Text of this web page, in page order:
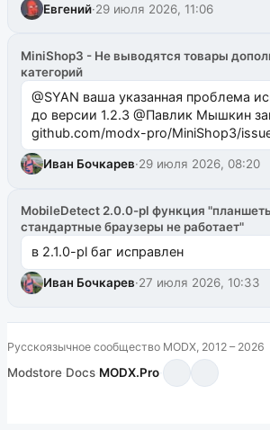
Евгений·29 июля 2026, 11:06
MiniShop3 - Не выводятся товары
категорий
@SYAN ваша указанная проблема
до версии 1.2.3 @Павлик Мышкин
github.com/modx-pro/MiniShop3/
github.com/modx-pro/MiniShop3/
в б...
Иван Бочкарев·29 июля 2026, 08:20
MobileDetect 2.0.0-pl функция
стандартные браузеры не работает"
в 2.1.0-pl баг исправлен
Иван Бочкарев·27 июля 2026, 10:33
Русскоязычное сообщество MODX, 2012 – 2026
Modstore·Docs·MODX.Pro·